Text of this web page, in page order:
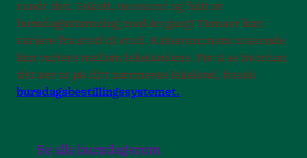
rundt det. Enkelt, morsomt og fullt av
bursdagsstemning med én gang! Temaer kan
variere fra sted til sted. Kalasrummets utseende
kan variere mellom lekelandene. For å se hvordan
det ser ut på ditt nærmeste lekeland, besøk
bursdagsbestillingssystemet.
Se alle bursdagsrom